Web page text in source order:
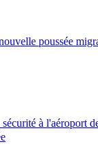
poussée
à l'aéroport